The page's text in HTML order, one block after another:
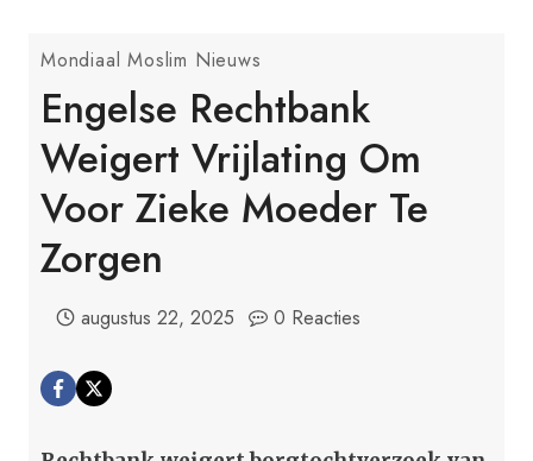
Mondiaal Moslim Nieuws
Engelse Rechtbank
Weigert Vrijlating Om
Voor Zieke Moeder Te
Zorgen
augustus 22, 2025 0 Reacties